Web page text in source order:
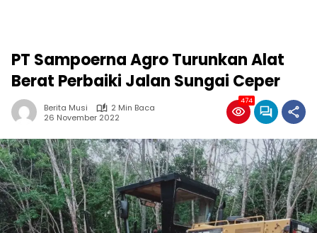
PT Sampoerna Agro Turunkan Alat
Berat Perbaiki Jalan Sungai Ceper
Berita Musi
2 Min Baca
26 November 2022
474